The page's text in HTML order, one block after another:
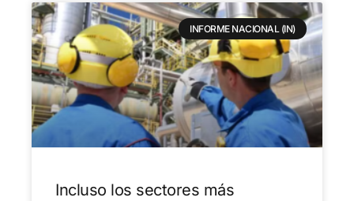
INFORME NACIONAL (IN)
Incluso los sectores más